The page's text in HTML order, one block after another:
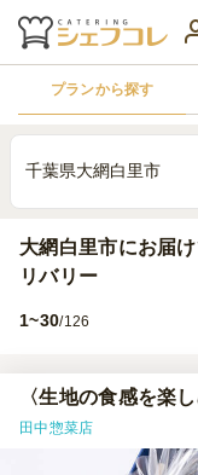
プランから探す
千葉県大網白里市
大網白里市にお届
リバリー
1~30/126
〈生地の食感を楽
田中惣菜店